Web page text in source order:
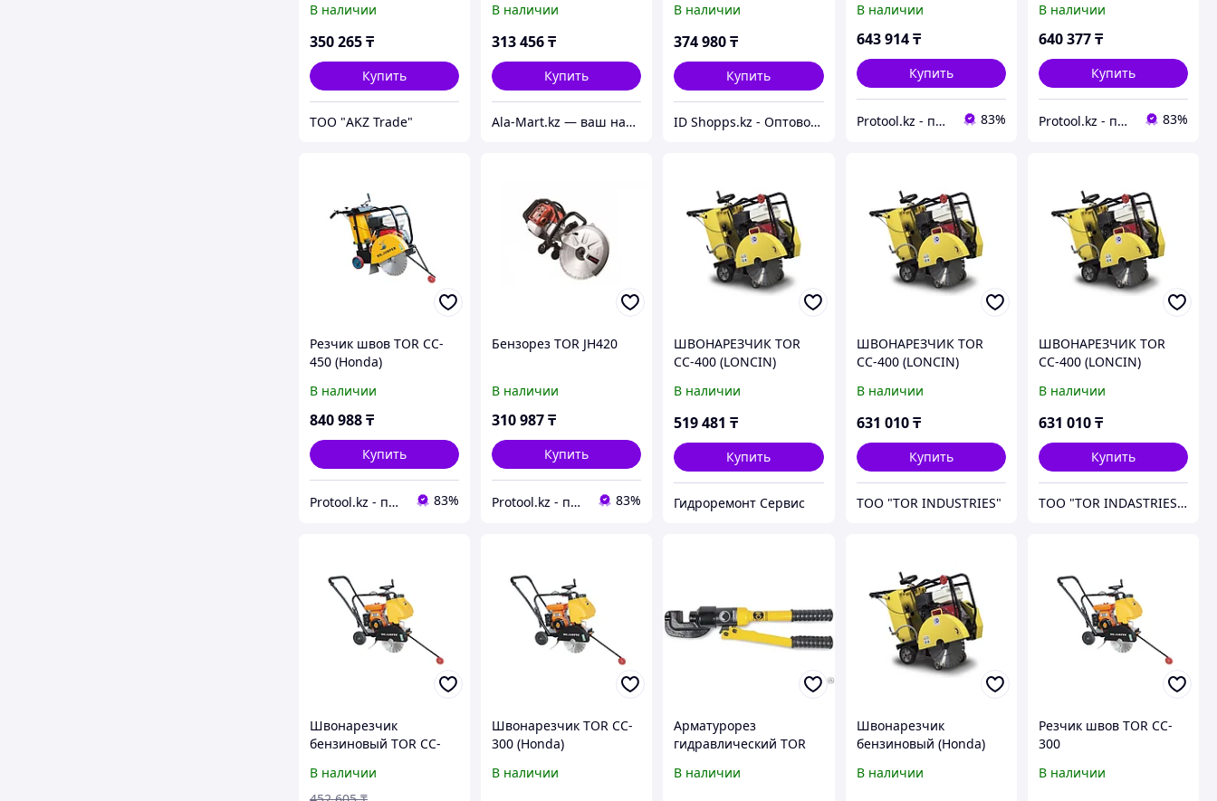
В наличии
350 265₸
Купить
ТОО "AKZ Trade"
В наличии
313 456₸
Купить
Ala-Mart.kz — ваш надежный партнер в мире качественных товаров.
В наличии
374 980₸
Купить
ID Shopps.kz - Оптово-розничный Склад
В наличии
643 914 ₸
Купить
Protool.kz - продажа электроинструмента, ручные строительные и садовые инструменты 83%
В наличии
640 377₸
Купить
Protool.kz - продажа электроинструмента, ручные строительные и садовые инструменты 83%
Резчик швов TOR CC-
450 (Honda)
В наличии
840 988₸
Купить
Protool.kz - продажа электроинструмента, ручные строительные и садовые инструменты 83%
Бензорез TOR JH420
В наличии
310 987₸
Купить
Protool.kz - продажа электроинструмента, ручные строительные и садовые инструменты 83%
ШВОНАРЕЗЧИК TOR
CC-400 (LONCIN)
В наличии
519 481 ₸
Купить
Гидроремонт Сервис
ШВОНАРЕЗЧИК TOR
CC-400 (LONCIN)
В наличии
631 010 ₸
Купить
ТОО "TOR INDUSTRIES"
ШВОНАРЕЗЧИК TOR
CC-400 (LONCIN)
В наличии
631 010₸
Купить
TOO "TOR INDASTRIES" в г. Астана
Швонарезчик
бензиновый TOR CC-
В наличии
Швонарезчик TOR CC-
300 (Honda)
В наличии
Арматурорез
гидравлический TOR
В наличии
Швонарезчик
бензиновый (Honda)
В наличии
Резчик швов TOR CC-
300
В наличии